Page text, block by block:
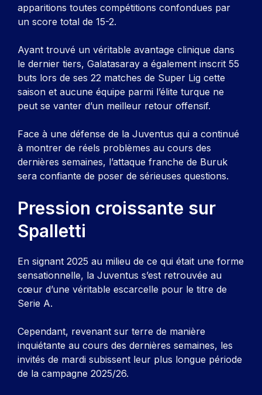
apparitions toutes compétitions confondues par
un score total de 15-2.
Ayant trouvé un véritable avantage clinique dans
le dernier tiers, Galatasaray a également inscrit 55
buts lors de ses 22 matches de Super Lig cette
saison et aucune équipe parmi l’élite turque ne
peut se vanter d’un meilleur retour offensif.
Face à une défense de la Juventus qui a continué
à montrer de réels problèmes au cours des
dernières semaines, l’attaque franche de Buruk
sera confiante de poser de sérieuses questions.
Pression croissante sur
Spalletti
En signant 2025 au milieu de ce qui était une forme
sensationnelle, la Juventus s’est retrouvée au
cœur d’une véritable escarcelle pour le titre de
Serie A.
Cependant, revenant sur terre de manière
inquiétante au cours des dernières semaines, les
invités de mardi subissent leur plus longue période
de la campagne 2025/26.